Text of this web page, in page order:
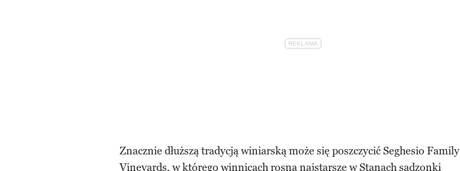
Znacznie dłuższą tradycją winiarską może się poszczycić Seghesio Family
Vineyards, w którego winnicach rosną najstarsze w Stanach sadzonki